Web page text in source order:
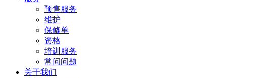
预售服务
维护
保修单
资格
培训服务
常问问题
关于我们